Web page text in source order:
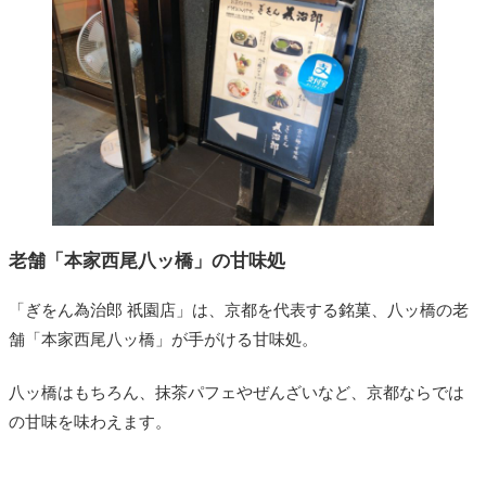
老舗「本家西尾八ッ橋」の甘味処
「ぎをん為治郎 祇園店」は、京都を代表する銘菓、八ッ橋の老
舗「本家西尾八ッ橋」が手がける甘味処。
八ッ橋はもちろん、抹茶パフェやぜんざいなど、京都ならでは
の甘味を味わえます。